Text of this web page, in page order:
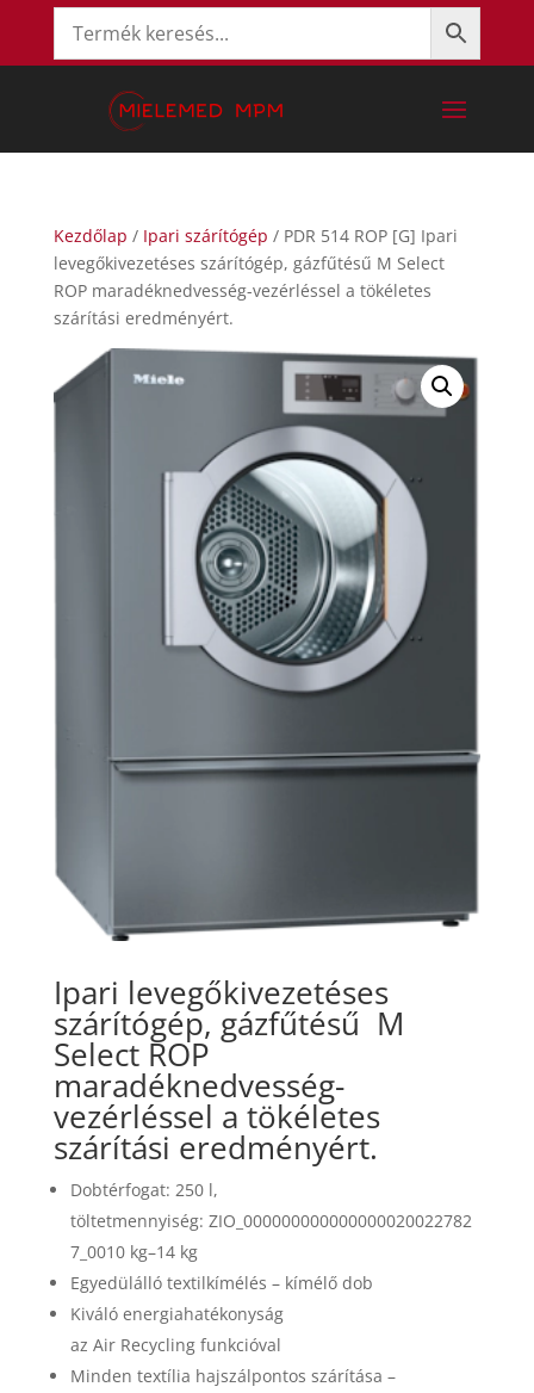
Kezdőlap / Ipari szárítógép / PDR 514 ROP [G] Ipari
levegőkivezetéses szárítógép, gázfűtésű M Select
ROP maradéknedvesség-vezérléssel a tökéletes
szárítási eredményért.
Ipari levegőkivezetéses
szárítógép, gázfűtésű M
Select ROP
maradéknedvesség-
vezérléssel a tökéletes
szárítási eredményért.
Dobtérfogat: 250 l,
töltetmennyiség: ZIO_000000000000000020022782
7_0010 kg–14 kg
Egyedülálló textilkímélés – kímélő dob
Kiváló energiahatékonyság
az Air Recycling funkcióval
Minden textília hajszálpontos szárítása –